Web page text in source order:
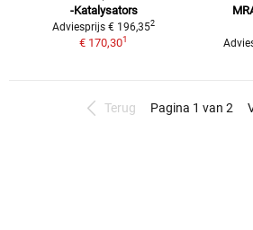
-Katalysators
Adviesprijs € 196,352
€ 170,301
Terug Pagina 1 van 2